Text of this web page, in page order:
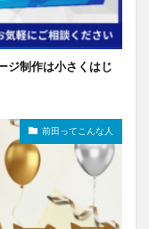
ジ制作は小さくはじ
前田ってこんな人